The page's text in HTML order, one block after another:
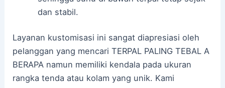
dan stabil.
Layanan kustomisasi ini sangat diapresiasi oleh
pelanggan yang mencari TERPAL PALING TEBAL A
BERAPA namun memiliki kendala pada ukuran
rangka tenda atau kolam yang unik. Kami